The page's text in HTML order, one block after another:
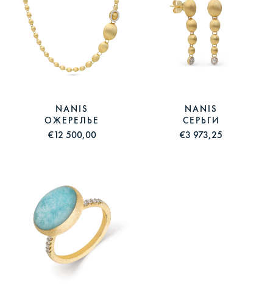
NANIS
ОЖЕРЕЛЬЕ
€12 500,00
NANIS
СЕРЬГИ
€3 973,25